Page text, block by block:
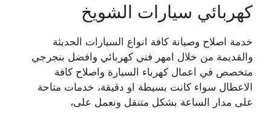
كهربائي سيارات الشويخ
خدمة اصلاح وصيانة كافة انواع السيارات الحديثة
والقديمة من خلال امهر فني كهربائي وافضل بنجرجي
متخصص في اعمال كهرباء السيارة واصلاح كافة
الاعطال سواء كانت بسيطة او دقيقة، خدمات متاحة
على مدار الساعة بشكل متنقل ونعمل على،